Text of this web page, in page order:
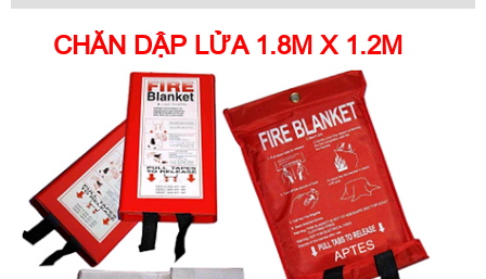
CHĂN DẬP LỬA 1.8M X 1.2M